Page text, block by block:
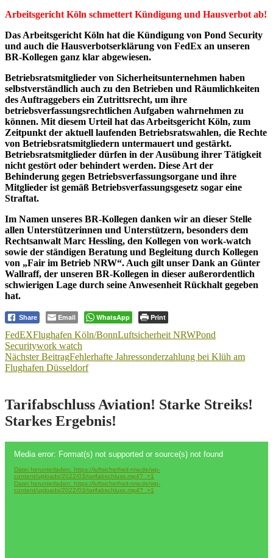
Arbeitsgericht Köln schmettert Kündigung und Hausverbot ab!
Das Arbeitsgericht Köln hat die Kündigung von Pond Security
und auch die Hausverbotserklärung von FedEx an unseren
BR-Kollegen ganz klar abgewiesen.
Betriebsratsmitglieder von Sicherheitsunternehmen haben
selbstverständlich auch zu den Betrieben und Räumlichkeiten
des Auftraggebers ein Zutrittsrecht, um ihre
betriebsverfassungsrechtlichen Aufgaben wahrnehmen zu
können. Mit diesem Urteil hat das Arbeitsgericht Köln, zum
Zeitpunkt der aktuell laufenden Betriebsratswahlen, die Rechte
von Betriebsratsmitgliedern untermauert und gestärkt.
Betriebsratsmitglieder dürfen in der Ausübung ihrer Tätigkeit
nicht gestört oder behindert werden. Diese Art der
Behinderung gegen Betriebsverfassungsorgane und ihre
Mitglieder ist gemäß Betriebsverfassungsgesetz sogar eine
Straftat.
Im Namen unseres BR-Kollegen danken wir an dieser Stelle
allen Unterstützerinnen und Unterstützern, besonders dem
Rechtsanwalt Marc Hessling, den Kollegen von work-watch
sowie der ständigen Beratung und Begleitung durch Kollegen
von „Fair im Betrieb NRW“. Auch gilt unser Dank an Günter
Wallraff, der unseren BR-Kollegen in dieser außerordentlich
schwierigen Lage durch seine Anwesenheit Rückhalt gegeben
hat.
Share Email WhatsApp Print
FedEXFlughafen Köln/BonnLuftsicherheit NRWPond
Securitywork watch
Beitragsnavigation
Nächster BeitragFehlerhafte Jahressonderzahlung bei Klüh am
Flughafen Düsseldorf
Tarifabschluss Aviation! Starke Streiks!
Starkes Ergebnis!
Player
Media error: Format(s) not supported or source(s) not found
Datei herunterladen: https://luftsicherheit-nrw.de/wp-
content/uploads/2022/03/tarifabschluss.mp4?_=1
Datei herunterladen: https://luftsicherheit-nrw.de/wp-
content/uploads/2022/03/tarifabschluss.mp4?_=1